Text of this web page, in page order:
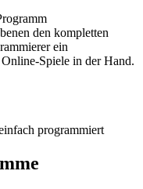
den kompletten
ein
Spiele in der Hand.
programmiert